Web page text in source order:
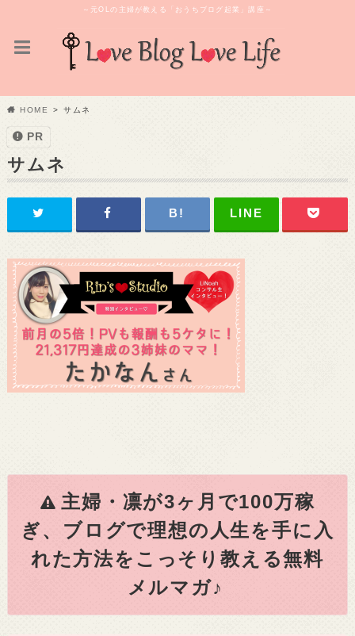
～元OLの主婦が教える「おうちブログ起業」講座～
HOME サムネ
PR
サムネ
主婦・凛が3ヶ月で100万稼
ぎ、ブログで理想の人生を手に入
れた方法をこっそり教える無料
メルマガ♪